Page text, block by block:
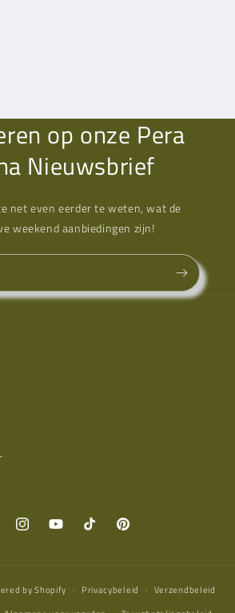
op onze Pera
Nieuwsbrief
net even eerder te weten, wat de
weekend aanbiedingen zijn!
InstagramYouTubeTikTok Pinterest
by Shopify Privacybeleid
Verzendbeleid